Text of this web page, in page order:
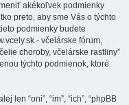
akékoľvek podmienky
preto, aby sme Vás o týchto
podmienky budete
- včelárske fórum,
choroby, včelárske rastliny”
týchto podmienok, ktoré
len “oni”, “im”, “ich”, “phpBB